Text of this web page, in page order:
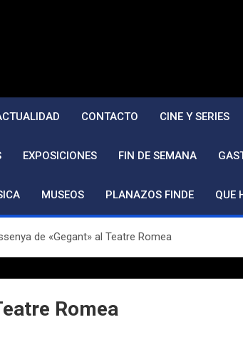
CONTACTO CINE Y SERIES
EXPOSICIONES FIN DE SEMANA
MUSEOS PLANAZOS FINDE QUE
de «Gegant» al Teatre Romea
Romea